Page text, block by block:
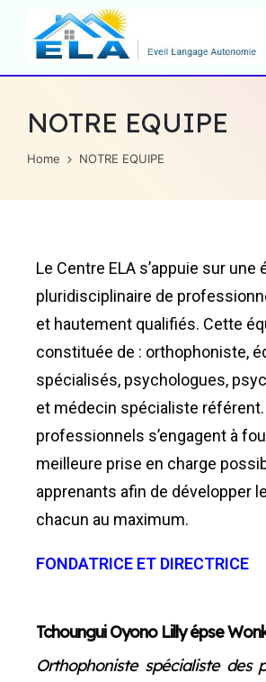
NOTRE EQUIPE
Home NOTRE EQUIPE
Le Centre ELA s’appuie sur une
pluridisciplinaire de
et hautement qualifiés. Cette
constituée de : orthophoniste,
spécialisés, psychologues,
et médecin spécialiste référent.
professionnels s’engagent à
meilleure prise en charge
apprenants afin de développer
chacun au maximum.
FONDATRICE ET DIRECTRICE
Tchoungui Oyono Lilly épse
Orthophoniste spécialiste des